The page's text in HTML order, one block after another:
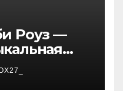
Роуз —
жизнь и